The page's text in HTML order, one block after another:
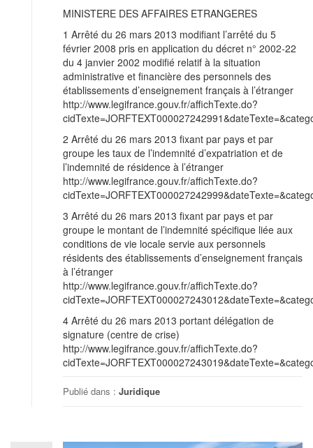
MINISTERE DES AFFAIRES ETRANGERES
1 Arrêté du 26 mars 2013 modifiant l’arrêté du 5
février 2008 pris en application du décret n° 2002-22
du 4 janvier 2002 modifié relatif à la situation
administrative et financière des personnels des
établissements d’enseignement français à l’étranger
http://www.legifrance.gouv.fr/affichTexte.do?
2 Arrêté du 26 mars 2013 fixant par pays et par
groupe les taux de l’indemnité d’expatriation et de
l’indemnité de résidence à l’étranger
http://www.legifrance.gouv.fr/affichTexte.do?
3 Arrêté du 26 mars 2013 fixant par pays et par
groupe le montant de l’indemnité spécifique liée aux
conditions de vie locale servie aux personnels
résidents des établissements d’enseignement français
à l’étranger
http://www.legifrance.gouv.fr/affichTexte.do?
4 Arrêté du 26 mars 2013 portant délégation de
signature (centre de crise)
http://www.legifrance.gouv.fr/affichTexte.do?
Publié dans : Juridique